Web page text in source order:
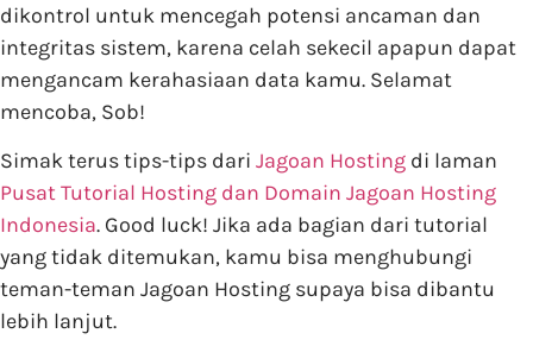
dikontrol untuk mencegah potensi ancaman dan
integritas sistem, karena celah sekecil apapun dapat
mengancam kerahasiaan data kamu. Selamat
mencoba, Sob!
Simak terus tips-tips dari Jagoan Hosting di laman
Pusat Tutorial Hosting dan Domain Jagoan Hosting
Indonesia. Good luck! Jika ada bagian dari tutorial
yang tidak ditemukan, kamu bisa menghubungi
teman-teman Jagoan Hosting supaya bisa dibantu
lebih lanjut.